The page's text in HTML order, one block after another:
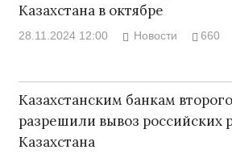
Казахстана в октябре
28.11.2024 12:00 Новости 660
Казахстанским банкам
разрешили вывоз российских
Казахстана